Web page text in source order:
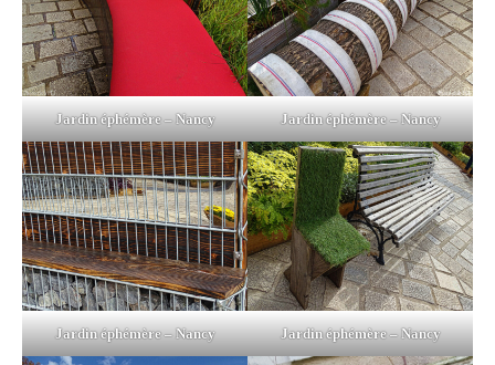
Jardin éphémère – Nancy Jardin éphémère – Nancy
Jardin éphémère – Nancy Jardin éphémère – Nancy